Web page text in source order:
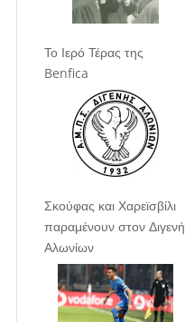
Το Ιερό Τέρας της
Benfica
Σκούφας και Χαρεϊσβίλι
παραμένουν στον Διγενή
Αλωνίων